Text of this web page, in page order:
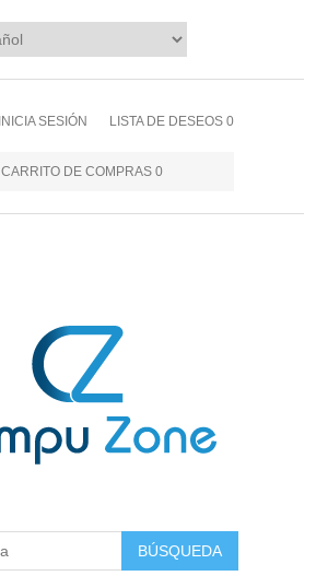
INICIA SESIÓN LISTA DE DESEOS 0
CARRITO DE COMPRAS 0
BÚSQUEDA